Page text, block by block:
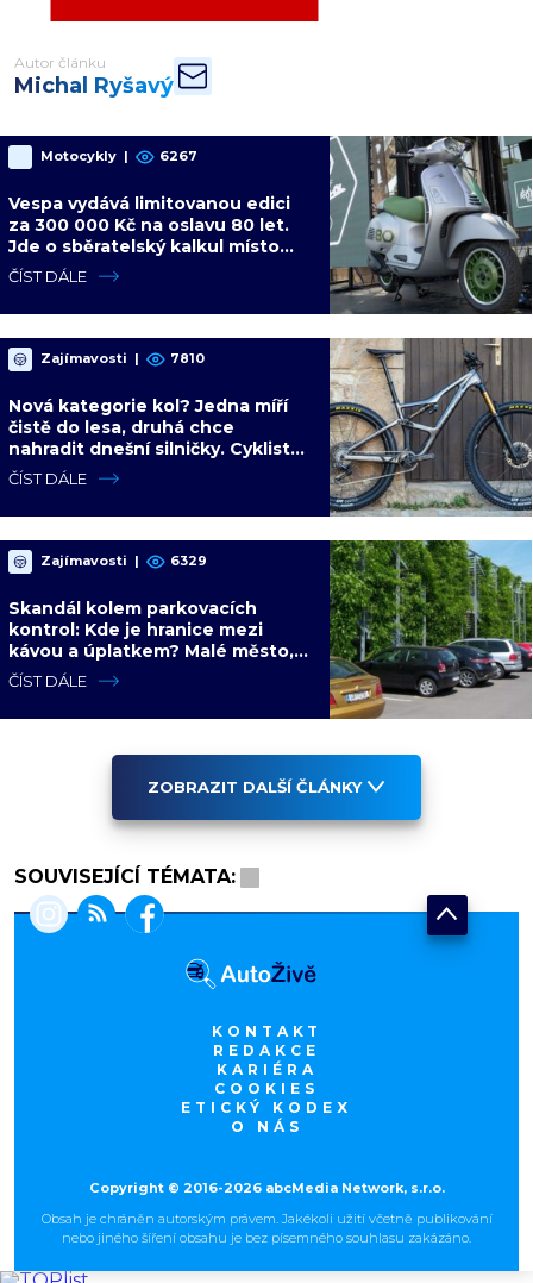
Autor článku
Michal Ryšavý
Motocykly | 6267
Vespa vydává limitovanou edici
za 300 000 Kč na oslavu 80 let.
Jde o sběratelský kalkul místo
jízdního upgradu
ČÍST DÁLE
Zajímavosti | 7810
Nová kategorie kol? Jedna míří
čistě do lesa, druhá chce
nahradit dnešní silničky. Cyklisté
mají rozporuplné názory
ČÍST DÁLE
Zajímavosti | 6329
Skandál kolem parkovacích
kontrol: Kde je hranice mezi
kávou a úplatkem? Malé město,
malá výhoda, velký problém
ČÍST DÁLE
ZOBRAZIT DALŠÍ ČLÁNKY
SOUVISEJÍCÍ TÉMATA:
KONTAKT
REDAKCE
KARIÉRA
COOKIES
ETICKÝ KODEX
O NÁS
Copyright © 2016-2026 abcMedia Network, s.r.o.
Obsah je chráněn autorským právem. Jakékoli užití včetně publikování
nebo jiného šíření obsahu je bez písemného souhlasu zakázáno.